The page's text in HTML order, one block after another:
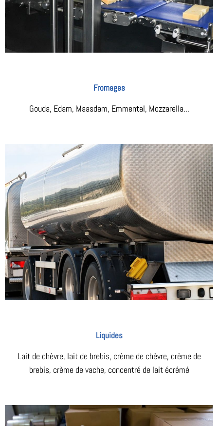
Fromages
Gouda, Edam, Maasdam, Emmental, Mozzarella...
Liquides
Lait de chèvre, lait de brebis, crème de chèvre, crème de
brebis, crème de vache, concentré de lait écrémé